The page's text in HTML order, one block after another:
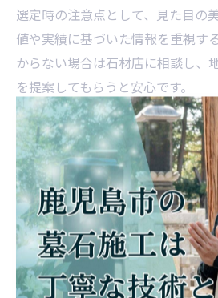
選定時の注意点として、見た目の
値や実績に基づいた情報を重視す
からない場合は石材店に相談し、
を提案してもらうと安心です。
墓石の強度と美しさを両立する
お墓はご家族の想いを形にする大
と美しさの両立が求められます。
崎市では、台風や強風、火山灰な
うるしっかりとした墓石が選ばれ
度面では、石材の厚みや組み立て
す。